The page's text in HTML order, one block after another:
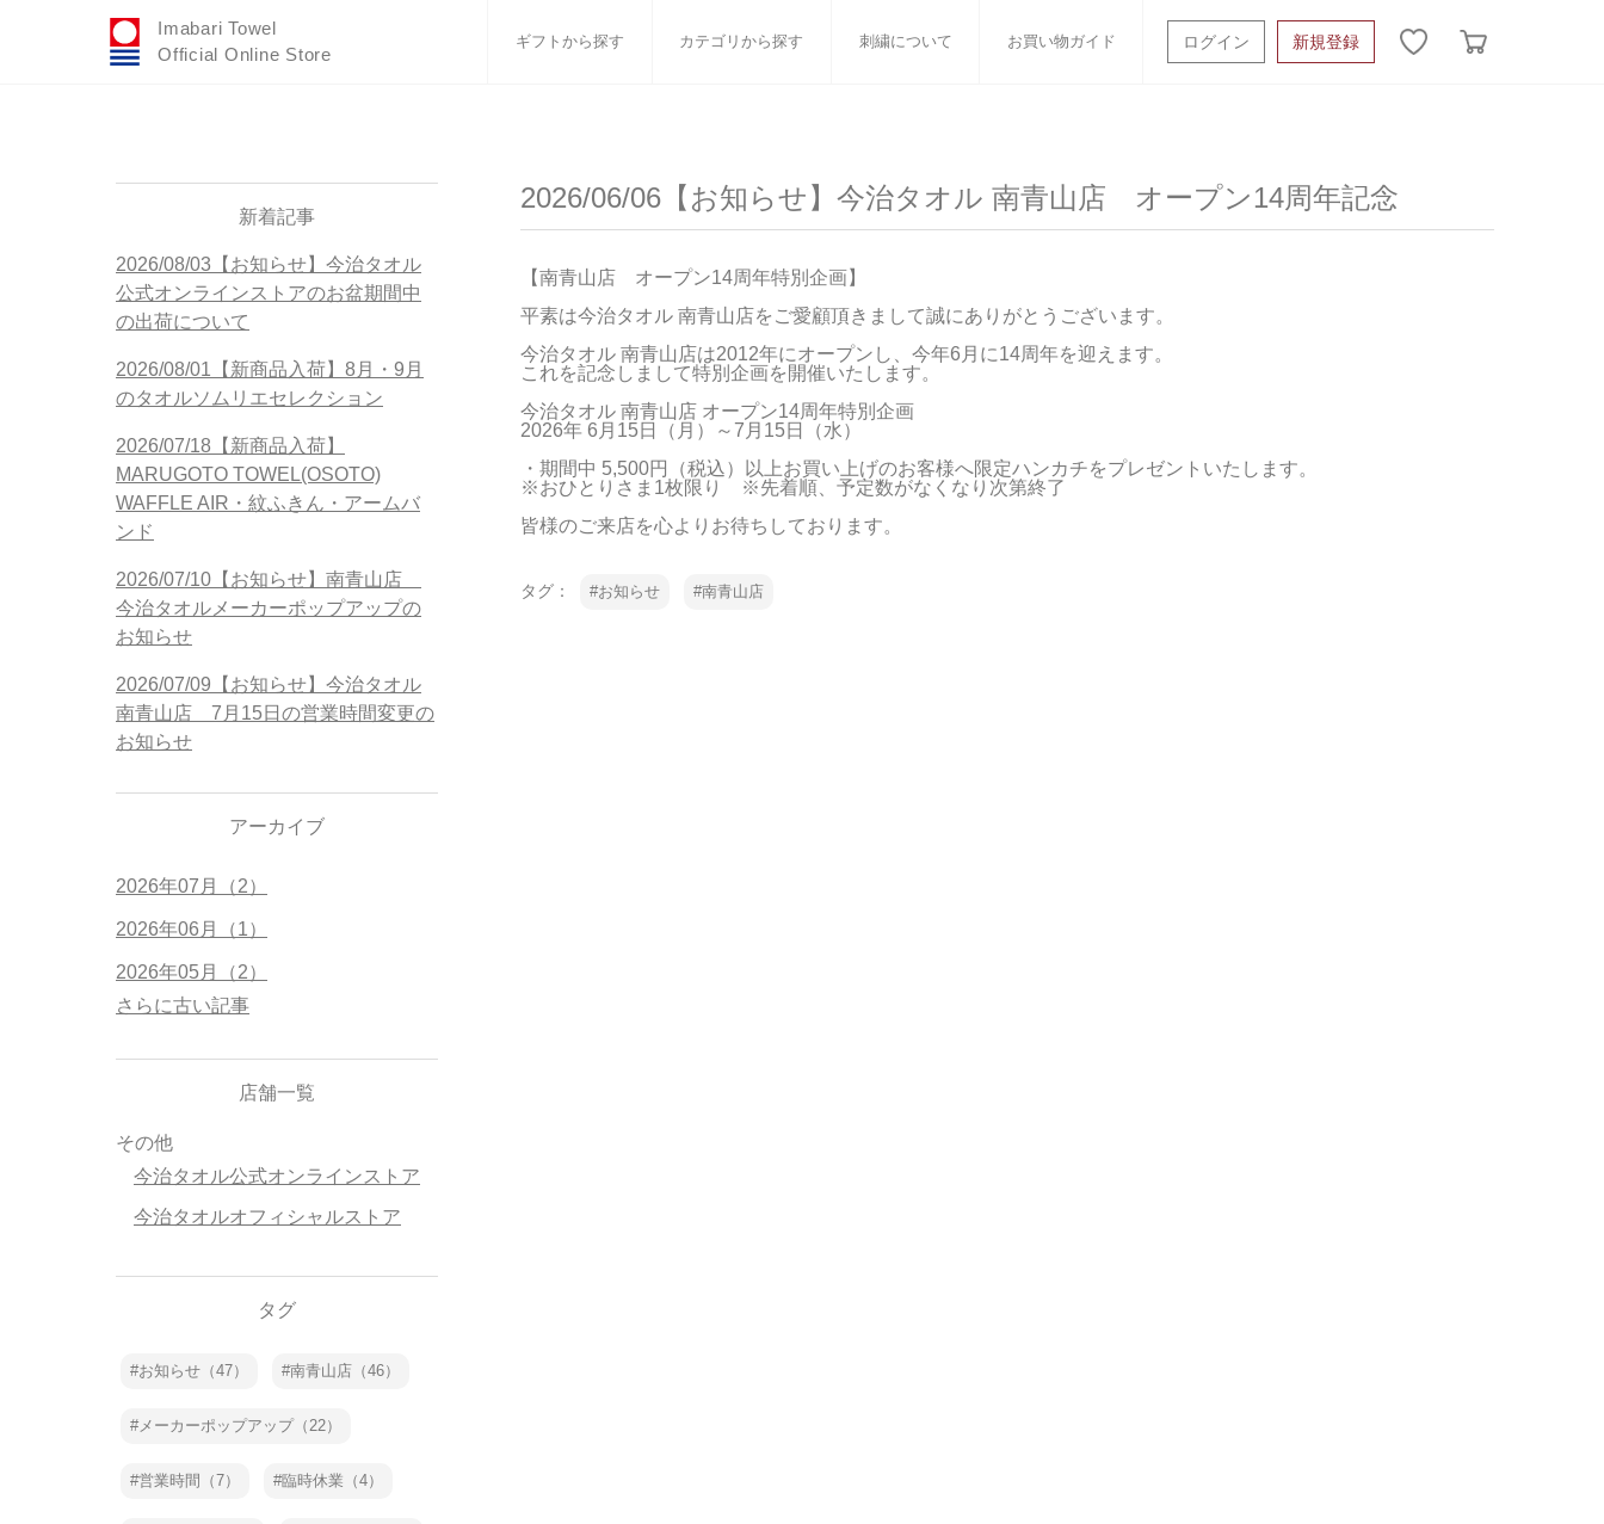
Imabari Towel
Official Online Store
ギフトから探す カテゴリから探す 刺繍について お買い物ガイド ログイン 新規登録
小さなお返し・お餞別 オーガニック
ベビーグッズ マフラー 衣類 タオルケット類
新着記事
2026/08/03【お知らせ】今治タオル
公式オンラインストアのお盆期間中
の出荷について
2026/08/01【新商品入荷】8月・9月
のタオルソムリエセレクション
2026/07/18【新商品入荷】
MARUGOTO TOWEL(OSOTO)
WAFFLE AIR・紋ふきん・アームバ
ンド
2026/07/10【お知らせ】南青山店
今治タオルメーカーポップアップの
お知らせ
2026/07/09【お知らせ】今治タオル
南青山店 7月15日の営業時間変更の
お知らせ
アーカイブ
2026年07月（2）
2026年06月（1）
2026年05月（2）
さらに古い記事
店舗一覧
その他
今治タオル公式オンラインストア
今治タオルオフィシャルストア
タグ
お知らせ（47） 南青山店（46）
メーカーポップアップ（22）
営業時間（7） 臨時休業（4）
2026/06/06【お知らせ】今治タオル 南青山店 オープン14周年記念
【南青山店　オープン14周年特別企画】
平素は今治タオル 南青山店をご愛顧頂きまして誠にありがとうございます。
今治タオル 南青山店は2012年にオープンし、今年6月に14周年を迎えます。
これを記念しまして特別企画を開催いたします。
今治タオル 南青山店 オープン14周年特別企画
2026年 6月15日（月）～7月15日（水）
・期間中 5,500円（税込）以上お買い上げのお客様へ限定ハンカチをプレゼントいたします。
※おひとりさま1枚限り　※先着順、予定数がなくなり次第終了
タグ： お知らせ 南青山店